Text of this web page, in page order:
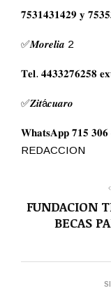
𝟕𝟓𝟑𝟏𝟒𝟑𝟏𝟒𝟐𝟗 𝐲
✅𝑴𝒐𝒓𝒆𝒍𝒊𝒂 2
𝐓𝐞𝐥. 𝟒𝟒𝟑𝟑𝟐𝟕𝟔𝟐𝟓𝟖
✅𝒁𝒊𝒕á𝒄𝒖𝒂𝒓𝒐
𝐖𝐡𝐚𝐭𝐬𝐀𝐩𝐩 𝟕𝟏𝟓
REDACCION
FUNDACION
BECAS